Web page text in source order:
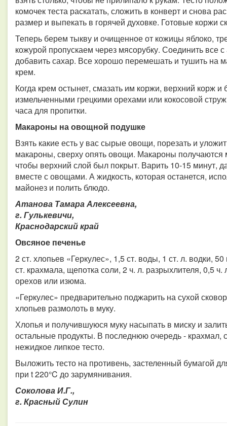
комочек теста раскатать, сложить в конверт и снова
размер и выпекать в горячей духовке. Готовые коржи
Теперь берем тыкву и очищенное от кожицы яблоко,
кожурой пропускаем через мясорубку. Соединить все
добавить сахар. Все хорошо перемешать и тушить на
крем.
Когда крем остынет, смазать им коржи, верхний корж
измельченными грецкими орехами или кокосовой
часа для пропитки.
Макароны на овощной подушке
Взять какие есть у вас сырые овощи, порезать и
макароны, сверху опять овощи. Макароны
чтобы верхний слой был покрыт. Варить 10-15 минут,
вместе с овощами. А жидкость, которая останется,
майонез и полить блюдо.
Атанова Тамара Алексеевна,
г. Гулькевичи,
Краснодарский край
Овсяное печенье
2 ст. хлопьев «Геркулес», 1,5 ст. воды, 1 ст. л. водки,
ст. крахмала, щепотка соли, 2 ч. л. разрыхлителя, 0,5
орехов или изюма.
«Геркулес» предварительно поджарить на сухой
хлопьев размолоть в муку.
Хлопья и получившуюся муку насыпать в миску и
остальные продукты. В последнюю очередь - крахмал,
нежидкое липкое тесто.
Выложить тесто на противень, застеленный бумагой
при t 220°C до зарумянивания.
Соколова И.Г.,
г. Красный Сулин